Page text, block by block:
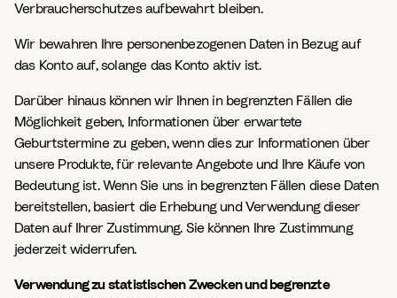
Verbraucherschutzes aufbewahrt bleiben.
Wir bewahren Ihre personenbezogenen Daten in Bezug auf
das Konto auf, solange das Konto aktiv ist.
Darüber hinaus können wir Ihnen in begrenzten Fällen die
Möglichkeit geben, Informationen über erwartete
Geburtstermine zu geben, wenn dies zur Informationen über
unsere Produkte, für relevante Angebote und Ihre Käufe von
Bedeutung ist. Wenn Sie uns in begrenzten Fällen diese Daten
bereitstellen, basiert die Erhebung und Verwendung dieser
Daten auf Ihrer Zustimmung. Sie können Ihre Zustimmung
jederzeit widerrufen.
Verwendung zu statistischen Zwecken und begrenzte